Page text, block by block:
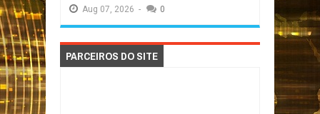
Aug 07, 2026 - 0
PARCEIROS DO SITE